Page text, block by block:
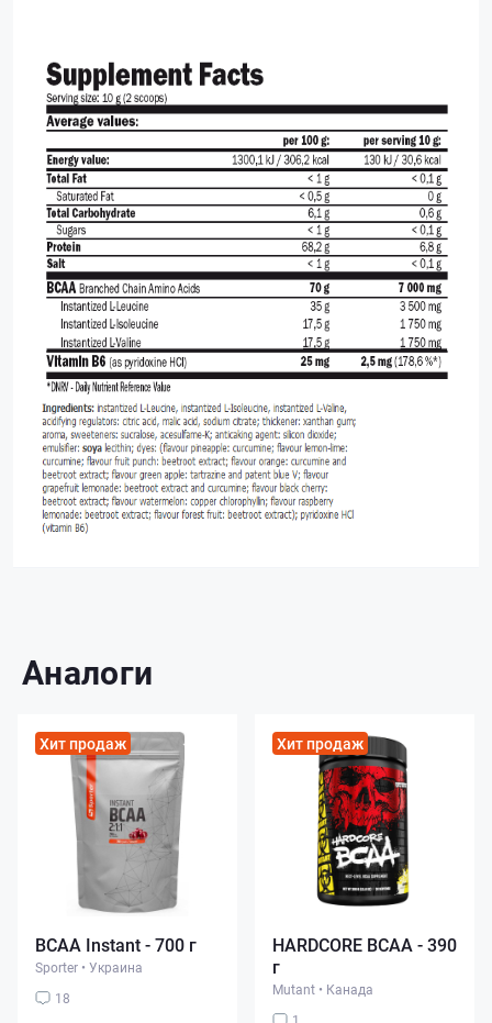
Аналоги
Хит продаж
BCAA Instant - 700 г
Sporter • Украина
18
Хит продаж
HARDCORE BCAA - 390
г
Mutant • Канада